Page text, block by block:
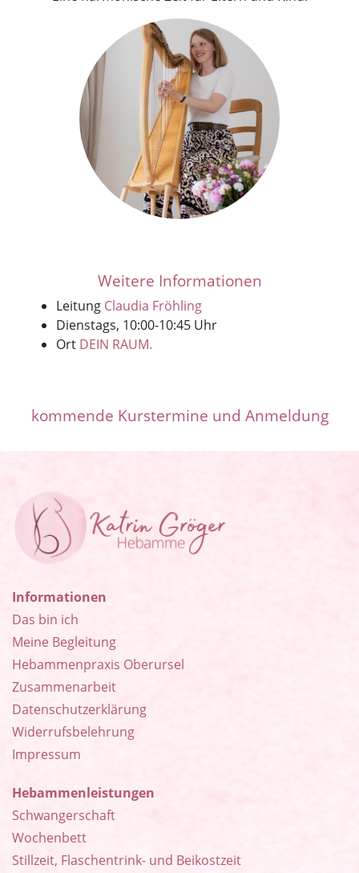
Weitere Informationen
Leitung Claudia Fröhling
Dienstags, 10:00-10:45 Uhr
Ort DEIN RAUM.
kommende Kurstermine und Anmeldung
Informationen
Das bin ich
Meine Begleitung
Hebammenpraxis Oberursel
Zusammenarbeit
Datenschutzerklärung
Widerrufsbelehrung
Impressum
Hebammenleistungen
Schwangerschaft
Wochenbett
Stillzeit, Flaschentrink- und Beikostzeit